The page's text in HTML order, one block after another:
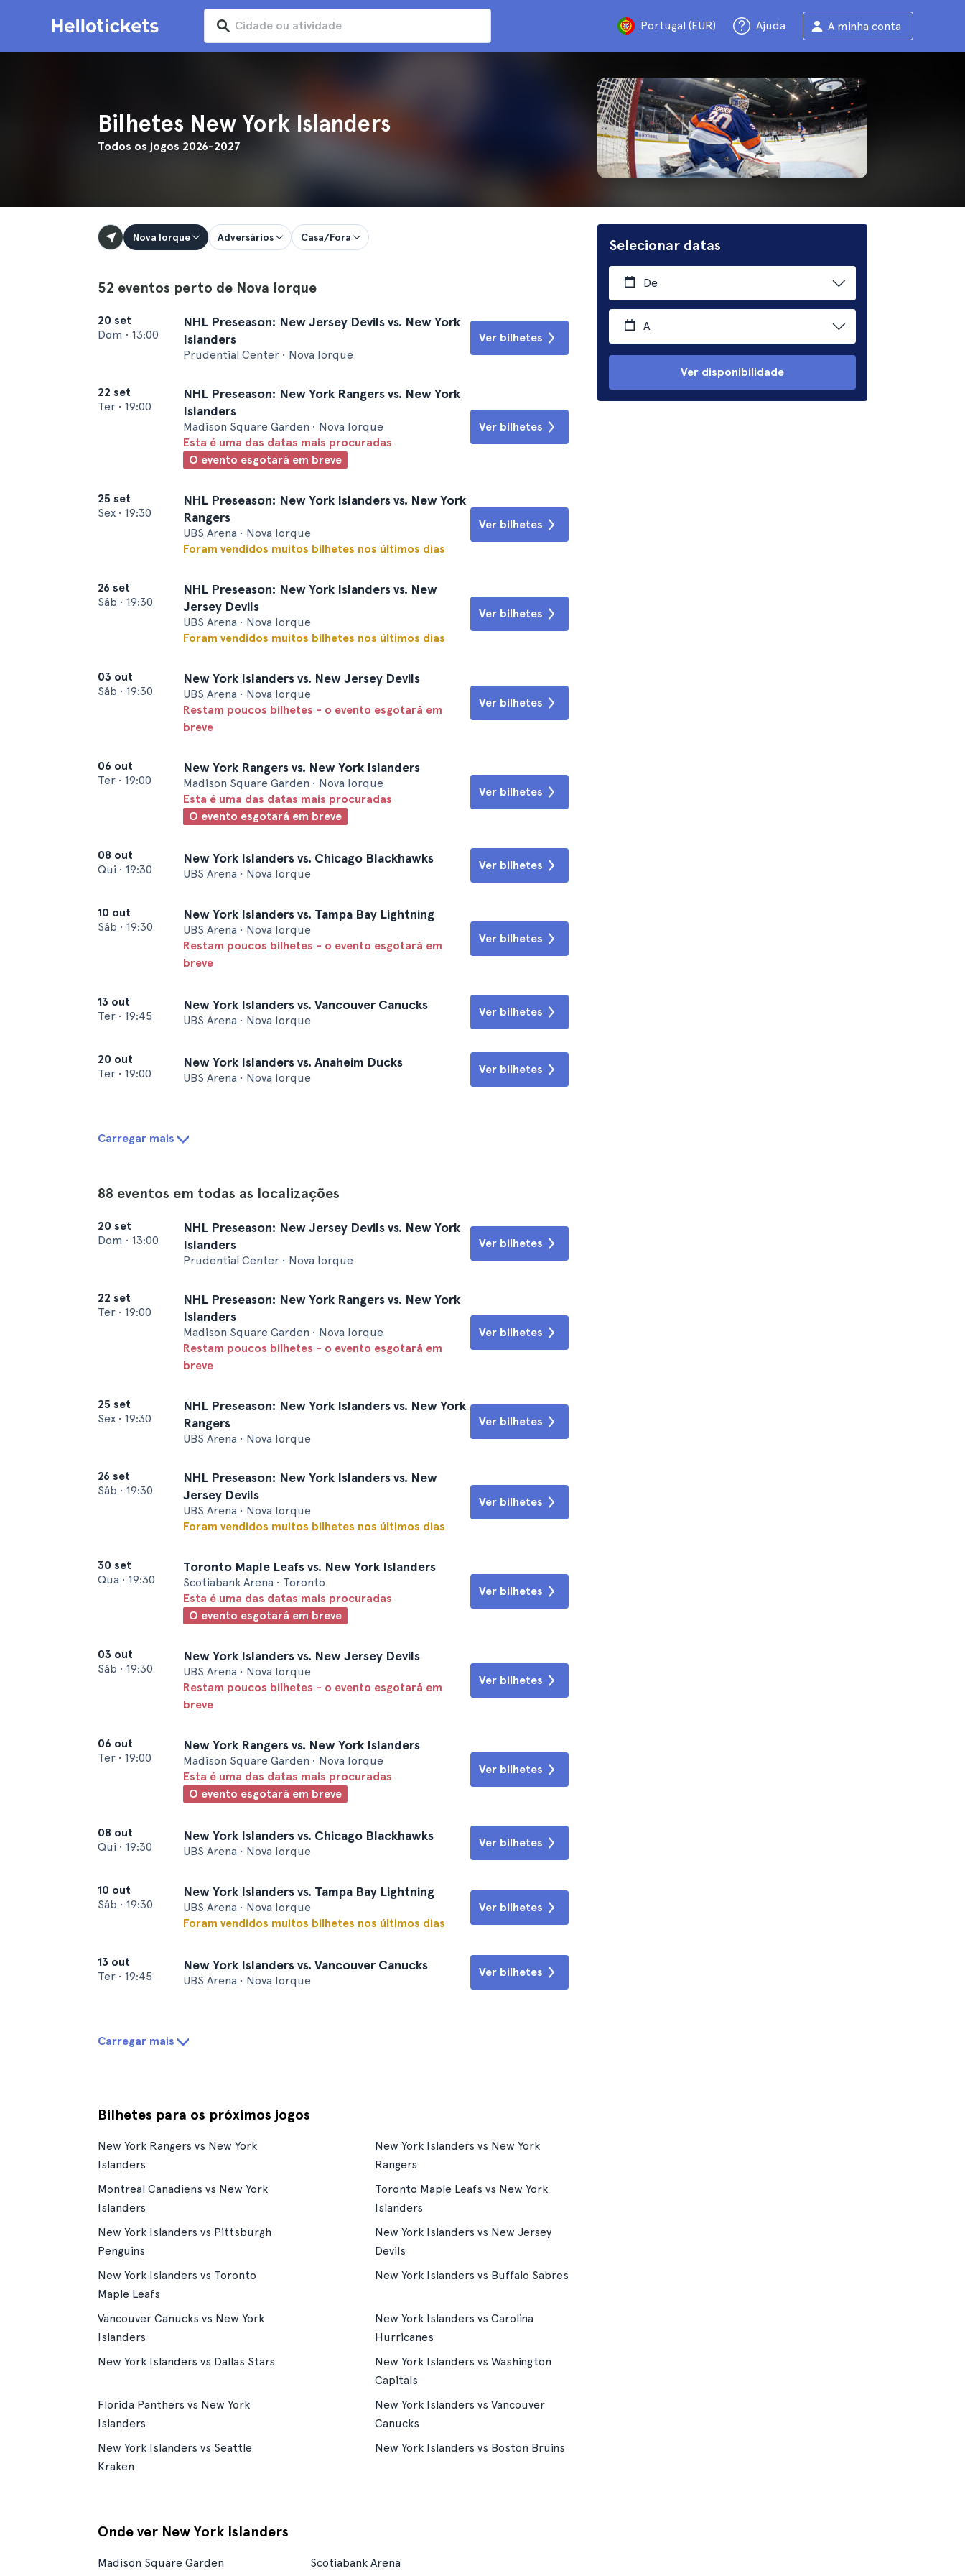
Portugal (EUR) Ajuda A minha conta
Bilhetes New York Islanders
Todos os jogos 2026-2027
Selecionar datas
De
A
Ver disponibilidade
Nova Iorque Adversários Casa/Fora
52 eventos perto de Nova Iorque
20 set
Dom • 13:00
NHL Preseason: New Jersey Devils vs. New York
Islanders
Prudential Center • Nova Iorque
Ver bilhetes
22 set
Ter • 19:00
NHL Preseason: New York Rangers vs. New York
Islanders
Madison Square Garden • Nova Iorque
Esta é uma das datas mais procuradas
O evento esgotará em breve
Ver bilhetes
25 set
Sex • 19:30
NHL Preseason: New York Islanders vs. New York
Rangers
UBS Arena • Nova Iorque
Foram vendidos muitos bilhetes nos últimos dias
Ver bilhetes
26 set
Sáb • 19:30
NHL Preseason: New York Islanders vs. New
Jersey Devils
UBS Arena • Nova Iorque
Foram vendidos muitos bilhetes nos últimos dias
Ver bilhetes
03 out
Sáb • 19:30
New York Islanders vs. New Jersey Devils
UBS Arena • Nova Iorque
Restam poucos bilhetes - o evento esgotará em
breve
Ver bilhetes
06 out
Ter • 19:00
New York Rangers vs. New York Islanders
Madison Square Garden • Nova Iorque
Esta é uma das datas mais procuradas
O evento esgotará em breve
Ver bilhetes
08 out
Qui • 19:30
New York Islanders vs. Chicago Blackhawks
UBS Arena • Nova Iorque
Ver bilhetes
10 out
Sáb • 19:30
New York Islanders vs. Tampa Bay Lightning
UBS Arena • Nova Iorque
Restam poucos bilhetes - o evento esgotará em
breve
Ver bilhetes
13 out
Ter • 19:45
New York Islanders vs. Vancouver Canucks
UBS Arena • Nova Iorque
Ver bilhetes
20 out
Ter • 19:00
New York Islanders vs. Anaheim Ducks
UBS Arena • Nova Iorque
Ver bilhetes
Carregar mais
88 eventos em todas as localizações
20 set
Dom • 13:00
NHL Preseason: New Jersey Devils vs. New York
Islanders
Prudential Center • Nova Iorque
Ver bilhetes
22 set
Ter • 19:00
NHL Preseason: New York Rangers vs. New York
Islanders
Madison Square Garden • Nova Iorque
Restam poucos bilhetes - o evento esgotará em
breve
Ver bilhetes
25 set
Sex • 19:30
NHL Preseason: New York Islanders vs. New York
Rangers
UBS Arena • Nova Iorque
Ver bilhetes
26 set
Sáb • 19:30
NHL Preseason: New York Islanders vs. New
Jersey Devils
UBS Arena • Nova Iorque
Foram vendidos muitos bilhetes nos últimos dias
Ver bilhetes
30 set
Qua • 19:30
Toronto Maple Leafs vs. New York Islanders
Scotiabank Arena • Toronto
Esta é uma das datas mais procuradas
O evento esgotará em breve
Ver bilhetes
03 out
Sáb • 19:30
New York Islanders vs. New Jersey Devils
UBS Arena • Nova Iorque
Restam poucos bilhetes - o evento esgotará em
breve
Ver bilhetes
06 out
Ter • 19:00
New York Rangers vs. New York Islanders
Madison Square Garden • Nova Iorque
Esta é uma das datas mais procuradas
O evento esgotará em breve
Ver bilhetes
08 out
Qui • 19:30
New York Islanders vs. Chicago Blackhawks
UBS Arena • Nova Iorque
Ver bilhetes
10 out
Sáb • 19:30
New York Islanders vs. Tampa Bay Lightning
UBS Arena • Nova Iorque
Foram vendidos muitos bilhetes nos últimos dias
Ver bilhetes
13 out
Ter • 19:45
New York Islanders vs. Vancouver Canucks
UBS Arena • Nova Iorque
Ver bilhetes
Carregar mais
Bilhetes para os próximos jogos
New York Rangers vs New York
Islanders
New York Islanders vs New York
Rangers
Montreal Canadiens vs New York
Islanders
Toronto Maple Leafs vs New York
Islanders
New York Islanders vs Pittsburgh
Penguins
New York Islanders vs New Jersey
Devils
New York Islanders vs Toronto
Maple Leafs
New York Islanders vs Buffalo Sabres
Vancouver Canucks vs New York
Islanders
New York Islanders vs Carolina
Hurricanes
New York Islanders vs Dallas Stars
New York Islanders vs Washington
Capitals
Florida Panthers vs New York
Islanders
New York Islanders vs Vancouver
Canucks
New York Islanders vs Seattle
Kraken
New York Islanders vs Boston Bruins
Onde ver New York Islanders
Madison Square Garden Scotiabank Arena